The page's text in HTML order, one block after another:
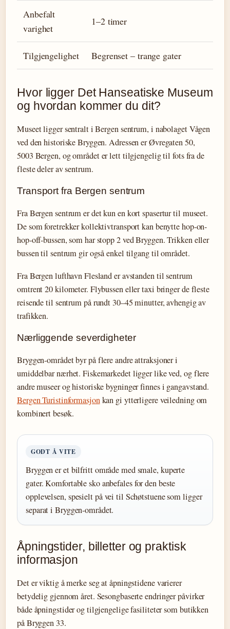
Anbefalt
varighet
1–2 timer
Tilgjengelighet Begrenset – trange gater
Hvor ligger Det Hanseatiske Museum
og hvordan kommer du dit?
Museet ligger sentralt i Bergen sentrum, i nabolaget Vågen
ved den historiske Bryggen. Adressen er Øvregaten 50,
5003 Bergen, og området er lett tilgjengelig til fots fra de
fleste deler av sentrum.
Transport fra Bergen sentrum
Fra Bergen sentrum er det kun en kort spasertur til museet.
De som foretrekker kollektivtransport kan benytte hop-on-
hop-off-bussen, som har stopp 2 ved Bryggen. Trikken eller
bussen til sentrum gir også enkel tilgang til området.
Fra Bergen lufthavn Flesland er avstanden til sentrum
omtrent 20 kilometer. Flybussen eller taxi bringer de fleste
reisende til sentrum på rundt 30–45 minutter, avhengig av
trafikken.
Nærliggende severdigheter
Bryggen-området byr på flere andre attraksjoner i
umiddelbar nærhet. Fiskemarkedet ligger like ved, og flere
andre museer og historiske bygninger finnes i gangavstand.
Bergen Turistinformasjonkan gi ytterligere veiledning om
kombinert besøk.
GODT Å VITE
Bryggen er et bilfritt område med smale, kuperte
gater. Komfortable sko anbefales for den beste
opplevelsen, spesielt på vei til Schøtstuene som ligger
separat i Bryggen-området.
Åpningstider, billetter og praktisk
informasjon
Det er viktig å merke seg at åpningstidene varierer
betydelig gjennom året. Sesongbaserte endringer påvirker
både åpningstider og tilgjengelige fasiliteter som butikken
på Bryggen 33.